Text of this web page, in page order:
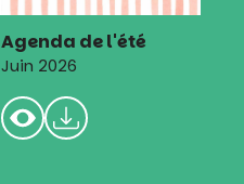
Agenda de l'été
Juin 2026